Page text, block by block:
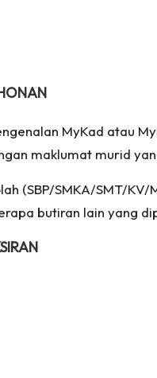
MyKad atau
maklumat murid
(SBP/SMKA/SMT/
butiran lain yang